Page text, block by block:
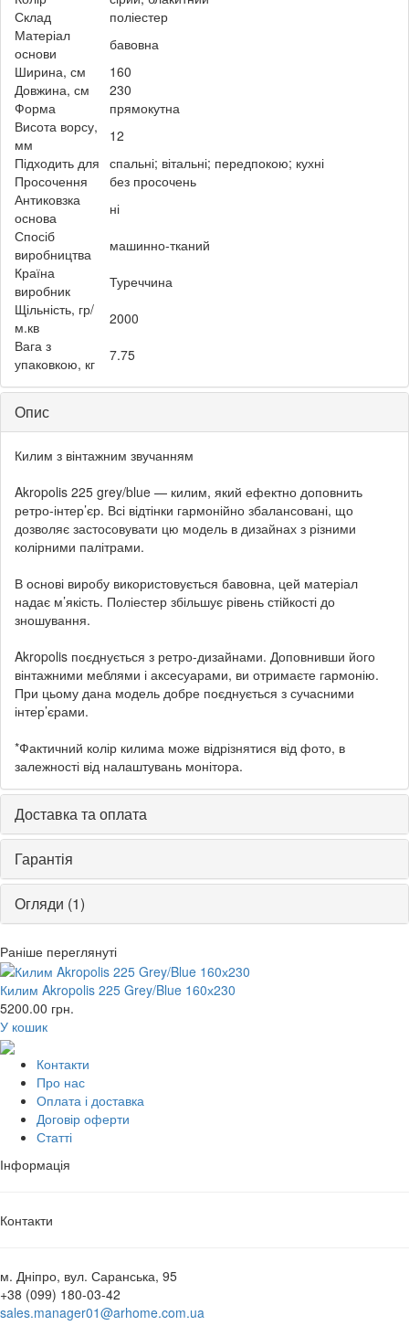
Склад
поліестер
Матеріал
основи
бавовна
Ширина, см
160
Довжина, см
230
Форма
прямокутна
Висота ворсу,
мм
12
Підходить для спальні; вітальні; передпокою; кухні
Просочення
без просочень
Антиковзка
основа
ні
Спосіб
виробництва
машинно-тканий
Країна
виробник
Туреччина
Щільність, гр/
м.кв
2000
Вага з
упаковкою, кг
7.75
Опис
Килим з вінтажним звучанням
Akropolis 225 grey/blue — килим, який ефектно доповнить
ретро-інтер’єр. Всі відтінки гармонійно збалансовані, що
дозволяє застосовувати цю модель в дизайнах з різними
колірними палітрами.
В основі виробу використовується бавовна, цей матеріал
надає м’якість. Поліестер збільшує рівень стійкості до
зношування.
Akropolis поєднується з ретро-дизайнами. Доповнивши його
вінтажними меблями і аксесуарами, ви отримаєте гармонію.
При цьому дана модель добре поєднується з сучасними
інтер’єрами.
*Фактичний колір килима може відрізнятися від фото, в
залежності від налаштувань монітора.
Доставка та оплата
Гарантія
Огляди (1)
Раніше переглянуті
Килим Akropolis 225 Grey/Blue 160х230
5200.00 грн.
У кошик
Контакти
Про нас
Оплата і доставка
Договір оферти
Статті
Інформація
Контакти
м. Дніпро, вул. Саранська, 95
+38 (099) 180-03-42
sales.manager01@arhome.com.ua